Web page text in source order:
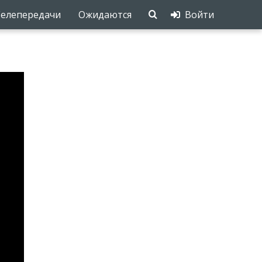
Ожидаются Войти